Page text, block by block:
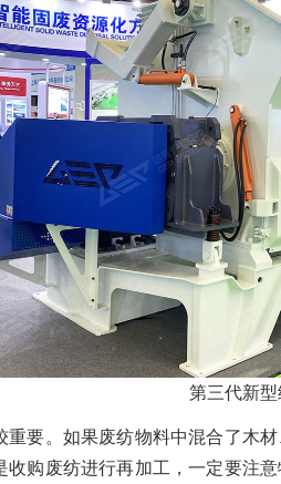
第三代新
重要。如果废纺物料中混合了木
收购废纺进行再加工，一定要注